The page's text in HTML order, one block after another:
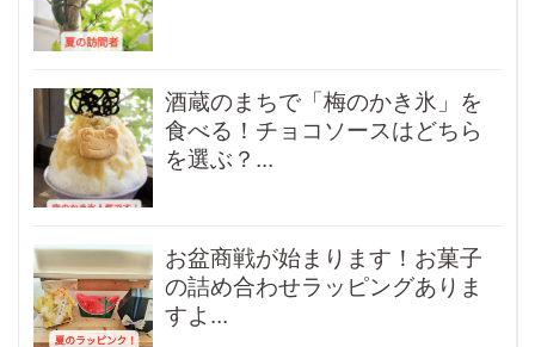
酒蔵のまちで「梅のかき氷」を
食べる！チョコソースはどちら
を選ぶ？...
お盆商戦が始まります！お菓子
の詰め合わせラッピングありま
すよ...